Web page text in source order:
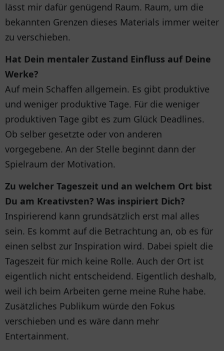
lässt mir dafür genügend Raum. Raum, um die
bekannten Grenzen dieses Materials immer weiter
zu verschieben.
Hat Dein mentaler Zustand Einfluss auf Deine
Werke?
Auf mein Schaffen allgemein. Es gibt produktive
und weniger produktive Tage. Für die weniger
produktiven Tage gibt es zum Glück Deadlines.
Ob selber gesetzte oder von anderen
vorgegebene. An der Stelle beginnt dann der
Spielraum der Motivation.
Zu welcher Tageszeit und an welchem Ort bist
Du am Kreativsten? Was inspiriert Dich?
Inspirierend kann grundsätzlich erst mal alles
sein. Es kommt auf die Betrachtung an, ob es für
einen selbst zur Inspiration wird. Dabei spielt die
Tageszeit für mich keine Rolle. Auch der Ort ist
eigentlich nicht entscheidend. Eigentlich deshalb,
weil ich beim Arbeiten gerne meine Ruhe habe.
Zusätzliches Publikum würde den Fokus
verschieben und es wäre dann mehr
Entertainment.